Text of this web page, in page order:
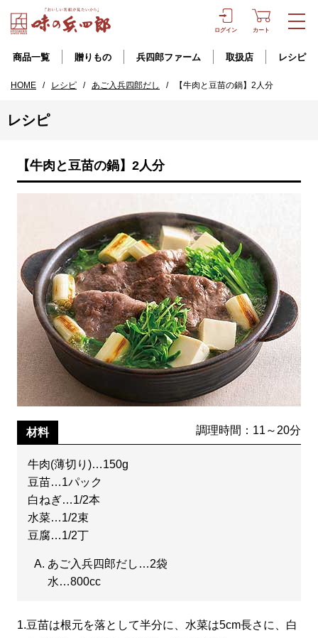
ログイン カート
商品一覧 贈りもの 兵四郎ファーム 取扱店 レシピ
HOME / レシピ / あご入兵四郎だし / 【牛肉と豆苗の鍋】2人分
レシピ
【牛肉と豆苗の鍋】2人分
材料 調理時間：11～20分
牛肉(薄切り)…150g
豆苗…1パック
白ねぎ…1/2本
水菜…1/2束
豆腐…1/2丁
あご入兵四郎だし…2袋
水…800cc
1.豆苗は根元を落として半分に、水菜は5cm長さに、白